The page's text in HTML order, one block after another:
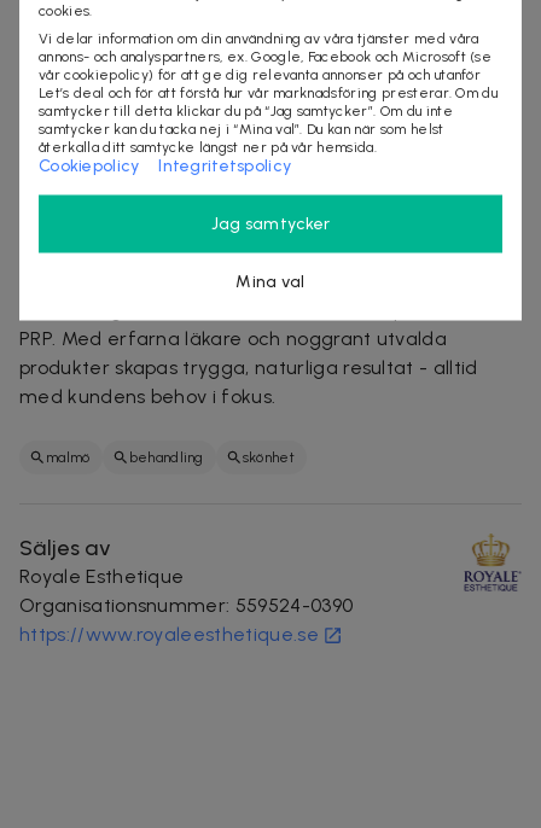
injiceras PDRN ytligt i huden med en mycket tunn nål,
där de aktiva molekylerna börjar stimulera hudens
naturliga processer på djupet. Resultatet utvecklas
gradvis och håller i flera månader. För bästa och mest
långvariga effekt rekommenderas en kur med
regelbundna underhållsbehandlingar.
Royale Esthétique är en klinik i centrala Malmö med
över 10 års erfarenhet som erbjuder estetiska
PRP. Med erfarna läkare och noggrant utvalda
produkter skapas trygga, naturliga resultat - alltid
med kundens behov i fokus.
malmö behandling skönhet
Säljes av
Royale Esthetique
Organisationsnummer: 559524-0390
https://www.royaleesthetique.se
cookies.
Vi delar information om din användning av våra tjänster med våra
annons- och analyspartners, ex. Google, Facebook och Microsoft (se
vår cookiepolicy) för att ge dig relevanta annonser på och utanför
Let’s deal och för att förstå hur vår marknadsföring presterar. Om du
samtycker till detta klickar du på “Jag samtycker”. Om du inte
samtycker kan du tacka nej i “Mina val”. Du kan när som helst
återkalla ditt samtycke längst ner på vår hemsida.
Cookiepolicy Integritetspolicy
Jag samtycker
Mina val